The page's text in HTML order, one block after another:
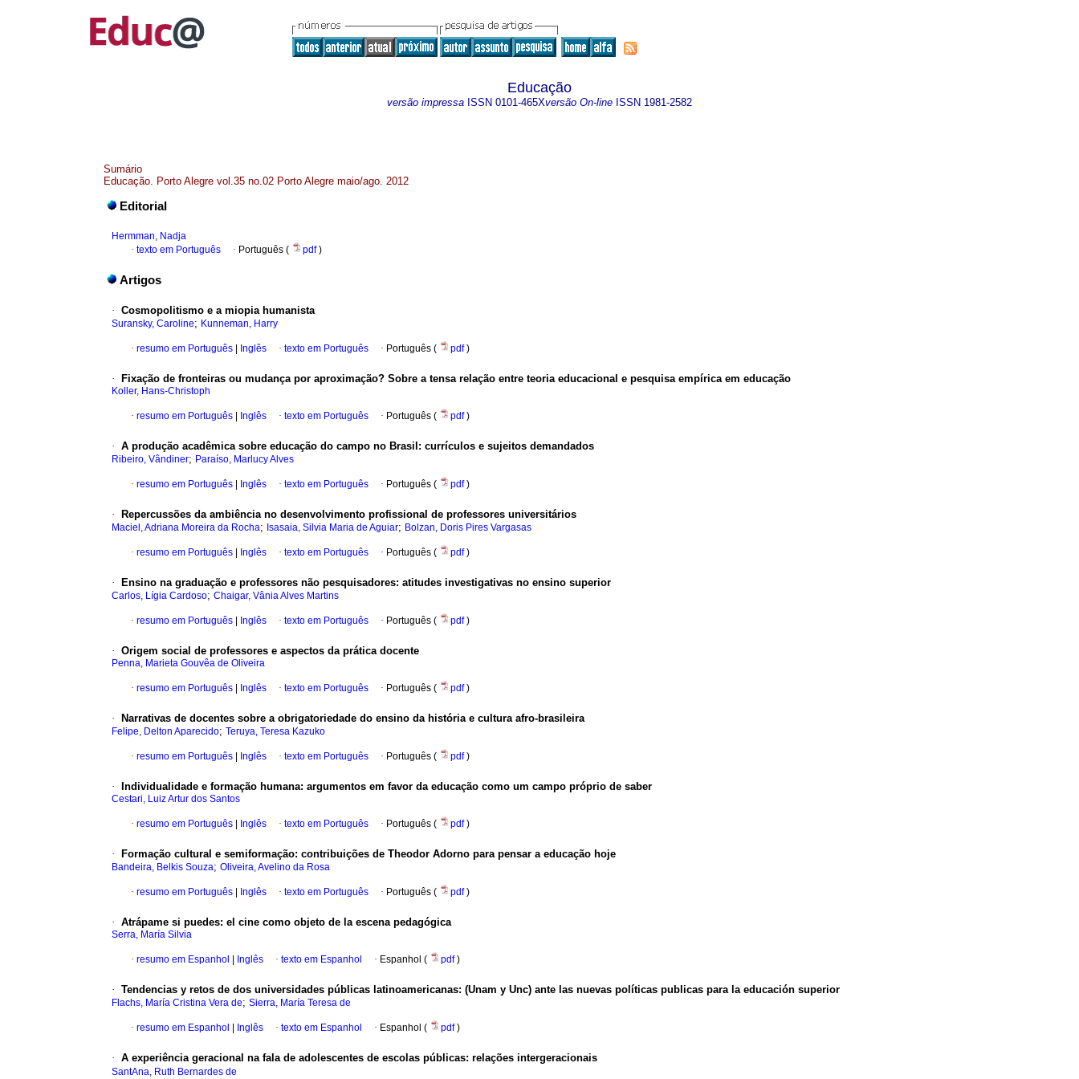
Educação
versão impressa ISSN 0101-465Xversão On-line ISSN 1981-2582
Sumário
Educação. Porto Alegre vol.35 no.02 Porto Alegre maio/ago. 2012
Editorial
Hermman, Nadja
· texto em Português · Português ( pdf)
Artigos
· Cosmopolitismo e a miopia humanista
Suransky, Caroline; Kunneman, Harry
· resumo em Português Inglês · texto em Português · Português ( pdf)
· Fixação de fronteiras ou mudança por aproximação? Sobre a tensa relação entre teoria educacional e pesquisa empírica em educação
Koller, Hans-Christoph
· resumo em Português Inglês · texto em Português · Português ( pdf)
· A produção acadêmica sobre educação do campo no Brasil: currículos e sujeitos demandados
Ribeiro, Vândiner; Paraíso, Marlucy Alves
· resumo em Português Inglês · texto em Português · Português ( pdf)
· Repercussões da ambiência no desenvolvimento profissional de professores universitários
Maciel, Adriana Moreira da Rocha; Isasaia, Silvia Maria de Aguiar; Bolzan, Doris Pires Vargasas
· resumo em Português Inglês · texto em Português · Português ( pdf)
· Ensino na graduação e professores não pesquisadores: atitudes investigativas no ensino superior
Carlos, Lígia Cardoso; Chaigar, Vânia Alves Martins
· resumo em Português Inglês · texto em Português · Português ( pdf)
· Origem social de professores e aspectos da prática docente
Penna, Marieta Gouvêa de Oliveira
· resumo em Português Inglês · texto em Português · Português ( pdf)
· Narrativas de docentes sobre a obrigatoriedade do ensino da história e cultura afro-brasileira
Felipe, Delton Aparecido; Teruya, Teresa Kazuko
· resumo em Português Inglês · texto em Português · Português ( pdf)
· Individualidade e formação humana: argumentos em favor da educação como um campo próprio de saber
Cestari, Luiz Artur dos Santos
· resumo em Português Inglês · texto em Português · Português ( pdf)
· Formação cultural e semiformação: contribuições de Theodor Adorno para pensar a educação hoje
Bandeira, Belkis Souza; Oliveira, Avelino da Rosa
· resumo em Português Inglês · texto em Português · Português ( pdf)
· Atrápame si puedes: el cine como objeto de la escena pedagógica
Serra, María Silvia
· resumo em Espanhol Inglês · texto em Espanhol · Espanhol ( pdf)
· Tendencias y retos de dos universidades públicas latinoamericanas: (Unam y Unc) ante las nuevas políticas publicas para la educación superior
Flachs, María Cristina Vera de; Sierra, María Teresa de
· resumo em Espanhol Inglês · texto em Espanhol · Espanhol ( pdf)
· A experiência geracional na fala de adolescentes de escolas públicas: relações intergeracionais
SantAna, Ruth Bernardes de